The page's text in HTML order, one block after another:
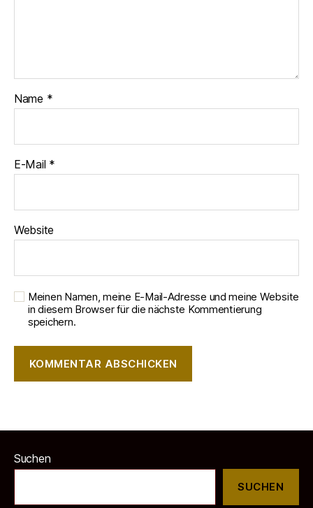
Name *
E-Mail *
Website
Meinen Namen, meine E-Mail-Adresse und meine Website
in diesem Browser für die nächste Kommentierung
speichern.
Suchen
SUCHEN